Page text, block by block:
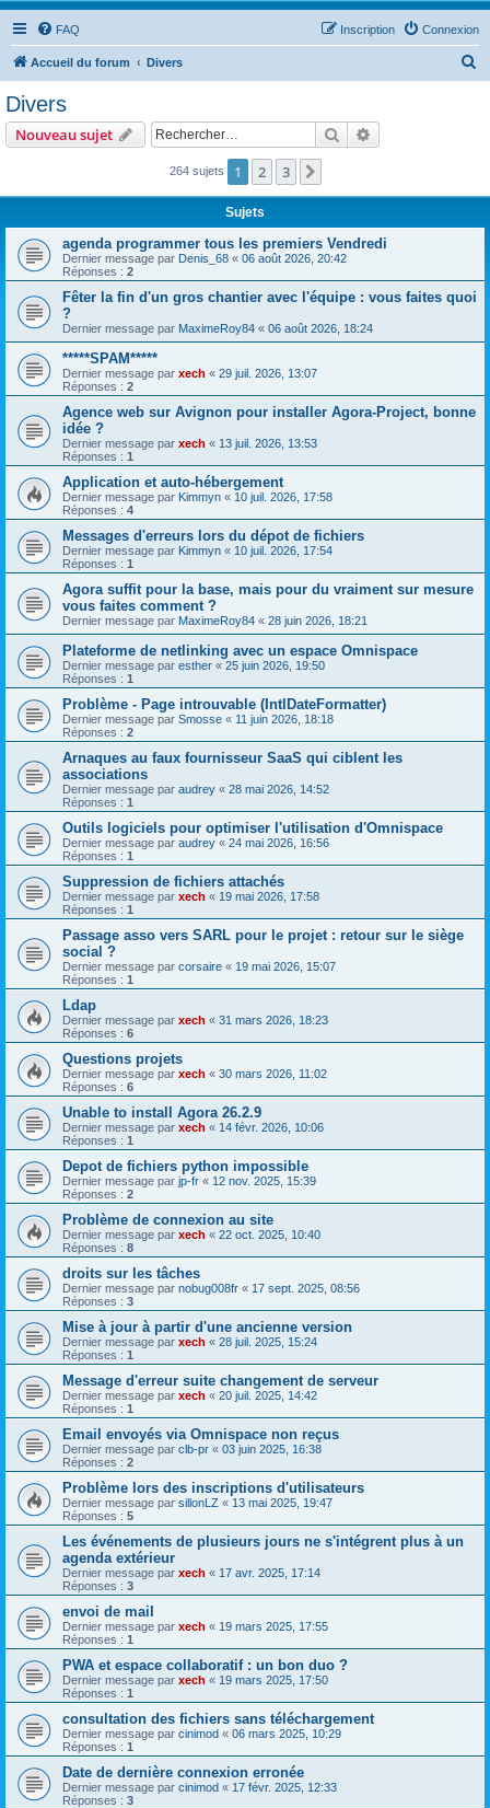
FAQ Connexion
Inscription
Accueil du forum Divers
Divers
Nouveau sujet Rechercher
264 sujets 1 2 3
Sujets
agenda programmer tous les premiers Vendredi
Dernier message par Denis_68 « 06 août 2026, 20:42
Réponses : 2
Fêter la fin d'un gros chantier avec l'équipe : vous faites quoi
?
Dernier message par MaximeRoy84 « 06 août 2026, 18:24
*****SPAM*****
Dernier message par xech « 29 juil. 2026, 13:07
Réponses : 2
Agence web sur Avignon pour installer Agora-Project, bonne
idée ?
Dernier message par xech « 13 juil. 2026, 13:53
Réponses : 1
Application et auto-hébergement
Dernier message par Kimmyn « 10 juil. 2026, 17:58
Réponses : 4
Messages d'erreurs lors du dépot de fichiers
Dernier message par Kimmyn « 10 juil. 2026, 17:54
Réponses : 1
Agora suffit pour la base, mais pour du vraiment sur mesure
vous faites comment ?
Dernier message par MaximeRoy84 « 28 juin 2026, 18:21
Plateforme de netlinking avec un espace Omnispace
Dernier message par esther « 25 juin 2026, 19:50
Réponses : 1
Problème - Page introuvable (IntlDateFormatter)
Dernier message par Smosse « 11 juin 2026, 18:18
Réponses : 2
Arnaques au faux fournisseur SaaS qui ciblent les
associations
Dernier message par audrey « 28 mai 2026, 14:52
Réponses : 1
Outils logiciels pour optimiser l'utilisation d'Omnispace
Dernier message par audrey « 24 mai 2026, 16:56
Réponses : 1
Suppression de fichiers attachés
Dernier message par xech « 19 mai 2026, 17:58
Réponses : 1
Passage asso vers SARL pour le projet : retour sur le siège
social ?
Dernier message par corsaire « 19 mai 2026, 15:07
Réponses : 1
Ldap
Dernier message par xech « 31 mars 2026, 18:23
Réponses : 6
Questions projets
Dernier message par xech « 30 mars 2026, 11:02
Réponses : 6
Unable to install Agora 26.2.9
Dernier message par xech « 14 févr. 2026, 10:06
Réponses : 1
Depot de fichiers python impossible
Dernier message par jp-fr « 12 nov. 2025, 15:39
Réponses : 2
Problème de connexion au site
Dernier message par xech « 22 oct. 2025, 10:40
Réponses : 8
droits sur les tâches
Dernier message par nobug008fr « 17 sept. 2025, 08:56
Réponses : 3
Mise à jour à partir d'une ancienne version
Dernier message par xech « 28 juil. 2025, 15:24
Réponses : 1
Message d'erreur suite changement de serveur
Dernier message par xech « 20 juil. 2025, 14:42
Réponses : 1
Email envoyés via Omnispace non reçus
Dernier message par clb-pr « 03 juin 2025, 16:38
Réponses : 2
Problème lors des inscriptions d'utilisateurs
Dernier message par sillonLZ « 13 mai 2025, 19:47
Réponses : 5
Les événements de plusieurs jours ne s'intégrent plus à un
agenda extérieur
Dernier message par xech « 17 avr. 2025, 17:14
Réponses : 3
envoi de mail
Dernier message par xech « 19 mars 2025, 17:55
Réponses : 1
PWA et espace collaboratif : un bon duo ?
Dernier message par xech « 19 mars 2025, 17:50
Réponses : 1
consultation des fichiers sans téléchargement
Dernier message par cinimod « 06 mars 2025, 10:29
Réponses : 1
Date de dernière connexion erronée
Dernier message par cinimod « 17 févr. 2025, 12:33
Réponses : 3